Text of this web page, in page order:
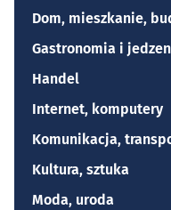
Dom, mieszkanie,
Gastronomia i
Handel
Internet, komputery
Komunikacja,
Kultura, sztuka
Moda, uroda